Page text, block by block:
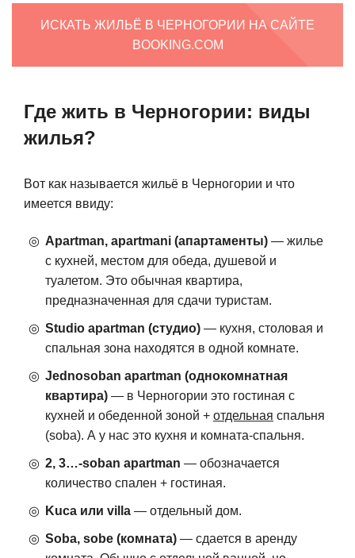
ИСКАТЬ ЖИЛЬЁ В ЧЕРНОГОРИИ НА САЙТЕ
BOOKING.COM
Где жить в Черногории: виды
жилья?
Вот как называется жильё в Черногории и что
имеется ввиду:
Apartman, apartmani (апартаменты) — жилье
с кухней, местом для обеда, душевой и
туалетом. Это обычная квартира,
предназначенная для сдачи туристам.
Studio apartman (студио) — кухня, столовая и
спальная зона находятся в одной комнате.
Jednosoban apartman (однокомнатная
квартира) — в Черногории это гостиная с
кухней и обеденной зоной + отдельная спальня
(soba). А у нас это кухня и комната-спальня.
2, 3…-soban apartman — обозначается
количество спален + гостиная.
Kuca или villa — отдельный дом.
Soba, sobe (комната) — сдается в аренду